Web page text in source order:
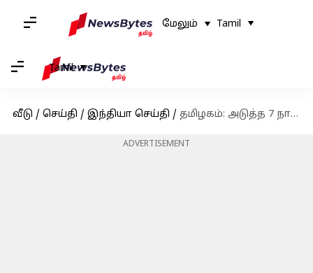
மேலும் Tamil
Tamil
வீடு / செய்தி / இந்தியா செய்தி / தமிழகம்: அடுத்த 7 நாட்களுக்கான வானிலை முன்னறிவிப்பு
ADVERTISEMENT